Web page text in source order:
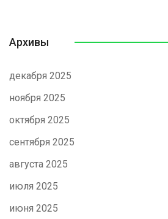
Архивы
декабря 2025
ноября 2025
октября 2025
сентября 2025
августа 2025
июля 2025
июня 2025